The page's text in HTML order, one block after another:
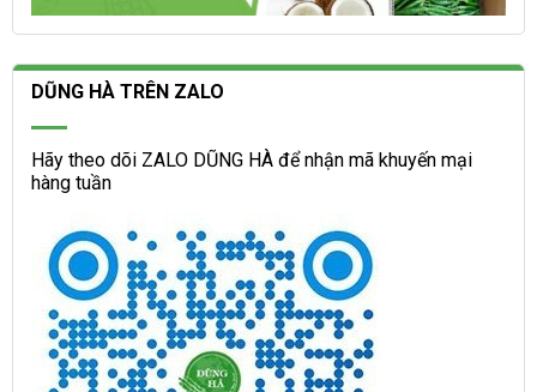
DŨNG HÀ TRÊN ZALO
Hãy theo dõi ZALO DŨNG HÀ để nhận mã khuyến mại
hàng tuần